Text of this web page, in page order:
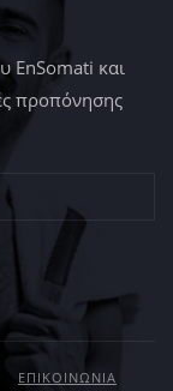
EnSomati και
προπόνησης
ΕΠΙΚΟΙΝΩΝΙΑ